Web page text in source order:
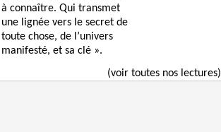
à connaître. Qui transmet
une lignée vers le secret de
toute chose, de l’univers
manifesté, et sa clé ».
(voir toutes nos lectures)